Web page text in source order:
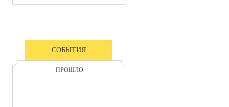
СОБЫТИЯ
ПРОШЛО